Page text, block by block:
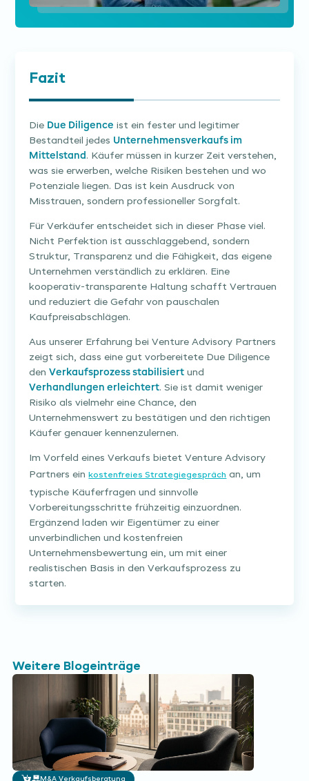
Fazit
Die Due Diligence ist ein fester und legitimer
Bestandteil jedes Unternehmensverkaufs im
Mittelstand . Käufer müssen in kurzer Zeit verstehen,
was sie erwerben, welche Risiken bestehen und wo
Potenziale liegen. Das ist kein Ausdruck von
Misstrauen, sondern professioneller Sorgfalt.
Für Verkäufer entscheidet sich in dieser Phase viel.
Nicht Perfektion ist ausschlaggebend, sondern
Struktur, Transparenz und die Fähigkeit, das eigene
Unternehmen verständlich zu erklären. Eine
kooperativ-transparente Haltung schafft Vertrauen
und reduziert die Gefahr von pauschalen
Kaufpreisabschlägen.
Aus unserer Erfahrung bei Venture Advisory Partners
zeigt sich, dass eine gut vorbereitete Due Diligence
denVerkaufsprozess stabilisiert und
Verhandlungen erleichtert. Sie ist damit weniger
Risiko als vielmehr eine Chance, den
Unternehmenswert zu bestätigen und den richtigen
Käufer genauer kennenzulernen.
Im Vorfeld eines Verkaufs bietet Venture Advisory
Partners einkostenfreies Strategiegespräch an, um
typische Käuferfragen und sinnvolle
Vorbereitungsschritte frühzeitig einzuordnen.
Ergänzend laden wir Eigentümer zu einer
unverbindlichen und kostenfreien
Unternehmensbewertung ein, um mit einer
realistischen Basis in den Verkaufsprozess zu
starten.
Weitere Blogeinträge
M&A Verkaufsberatung